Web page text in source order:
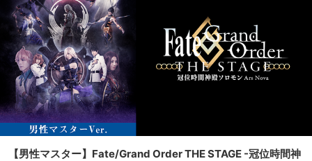
【男性マスター】Fate/Grand Order THE STAGE -冠位時間神